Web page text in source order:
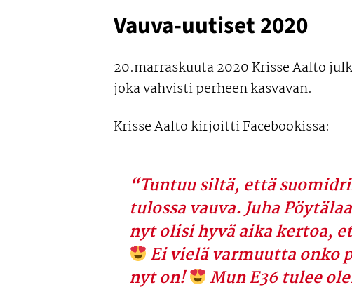
Vauva-uutiset 2020
20.marraskuuta 2020 Krisse Aalto
joka vahvisti perheen kasvavan.
Krisse Aalto kirjoitti Facebookissa:
“Tuntuu siltä, että
tulossa vauva. Juha
nyt olisi hyvä aika kertoa,
Ei vielä varmuutta onko
nyt on!
Mun E36 tulee